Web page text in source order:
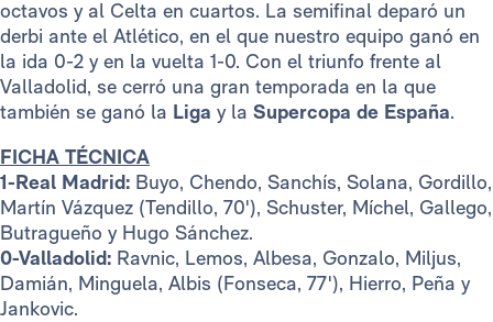
octavos y al Celta en cuartos. La semifinal deparó un
derbi ante el Atlético, en el que nuestro equipo ganó en
la ida 0-2 y en la vuelta 1-0. Con el triunfo frente al
Valladolid, se cerró una gran temporada en la que
también se ganó la Liga y la Supercopa de España.
FICHA TÉCNICA
1-Real Madrid: Buyo, Chendo, Sanchís, Solana, Gordillo,
Martín Vázquez (Tendillo, 70'), Schuster, Míchel, Gallego,
Butragueño y Hugo Sánchez.
0-Valladolid: Ravnic, Lemos, Albesa, Gonzalo, Miljus,
Damián, Minguela, Albis (Fonseca, 77'), Hierro, Peña y
Jankovic.